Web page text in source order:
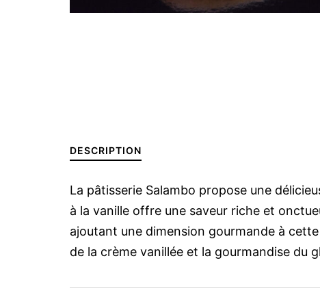
DESCRIPTION
La pâtisserie Salambo propose une
à la vanille offre une saveur riche et
ajoutant une dimension gourmande à
de la crème vanillée et la gourmandise du